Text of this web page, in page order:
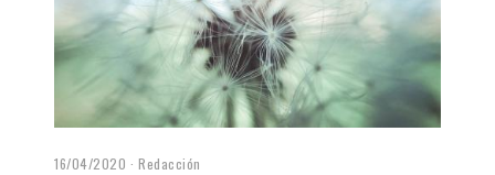
16/04/2020 Redacción